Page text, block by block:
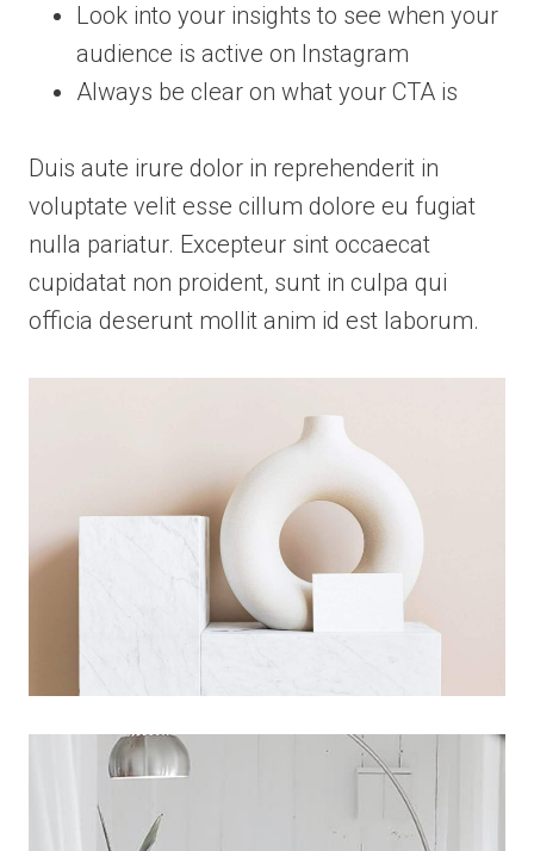
Look into your insights to see when your
audience is active on Instagram
Always be clear on what your CTA is
Duis aute irure dolor in reprehenderit in
voluptate velit esse cillum dolore eu fugiat
nulla pariatur. Excepteur sint occaecat
cupidatat non proident, sunt in culpa qui
officia deserunt mollit anim id est laborum.